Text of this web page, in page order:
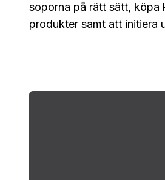
soporna på rätt sätt, köpa
produkter samt att initiera